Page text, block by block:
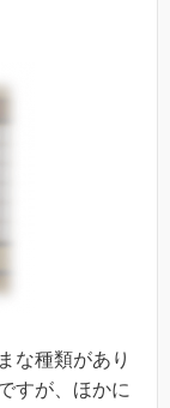
な種類があり
すが、ほかに